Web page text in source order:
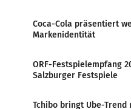
Coca-Cola präsentiert
Markenidentität
ORF-Festspielempfang
Salzburger Festspiele
Tchibo bringt Ube-Trend